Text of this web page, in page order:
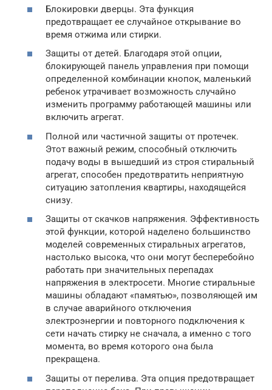
Блокировки дверцы. Эта функция
предотвращает ее случайное открывание во
время отжима или стирки.
Защиты от детей. Благодаря этой опции,
блокирующей панель управления при помощи
определенной комбинации кнопок, маленький
ребенок утрачивает возможность случайно
изменить программу работающей машины или
включить агрегат.
Полной или частичной защиты от протечек.
Этот важный режим, способный отключить
подачу воды в вышедший из строя стиральный
агрегат, способен предотвратить неприятную
ситуацию затопления квартиры, находящейся
снизу.
Защиты от скачков напряжения. Эффективность
этой функции, которой наделено большинство
моделей современных стиральных агрегатов,
настолько высока, что они могут бесперебойно
работать при значительных перепадах
напряжения в электросети. Многие стиральные
машины обладают «памятью», позволяющей им
в случае аварийного отключения
электроэнергии и повторного подключения к
сети начать стирку не сначала, а именно с того
момента, во время которого она была
прекращена.
Защиты от перелива. Эта опция предотвращает